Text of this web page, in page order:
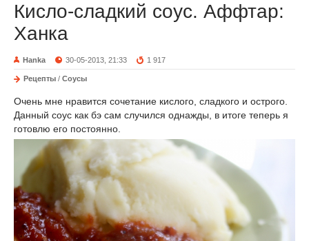
Кисло-сладкий соус. Аффтар:
Ханка
Hanka 30-05-2013, 21:33 1 917
Рецепты / Соусы
Очень мне нравится сочетание кислого, сладкого и острого.
Данный соус как бэ сам случился однажды, в итоге теперь я
готовлю его постоянно.